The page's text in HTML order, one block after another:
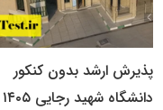
پذیرش ارشد بدون کنکور
دانشگاه شهید رجایی ۱۴۰۵